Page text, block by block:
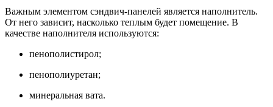
Важным элементом сэндвич-панелей является наполнитель.
От него зависит, насколько теплым будет помещение. В
качестве наполнителя используются:
пенополистирол;
пенополиуретан;
минеральная вата.